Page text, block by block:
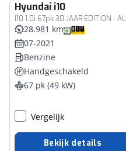
Hyundai i10
I10 1.0i 67pk 30 JAAR EDITION -
28.981 km
07-2021
Benzine
Handgeschakeld
67 pk (49 kW)
Vergelijk
Bekijk details